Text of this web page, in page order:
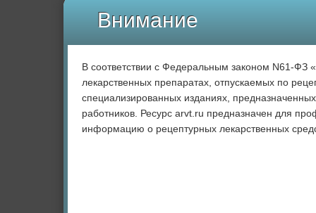
В соответствии с Федеральным законом N61-
лекарственных препаратах, отпускаемых по
специализированных изданиях,
работников. Ресурс arvt.ru предназначен для
информацию о рецептурных лекарственных
Внимание